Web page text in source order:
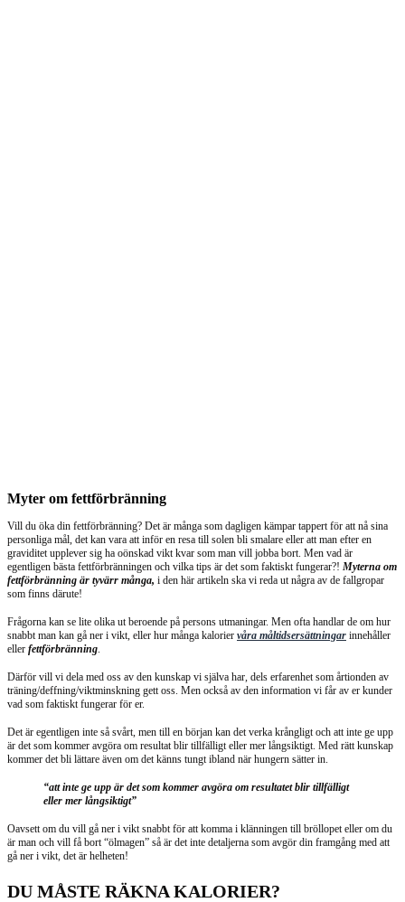
Myter om fettförbränning
Vill du öka din fettförbränning? Det är många som dagligen kämpar tappert för att nå sina
personliga mål, det kan vara att inför en resa till solen bli smalare eller att man efter en
graviditet upplever sig ha oönskad vikt kvar som man vill jobba bort. Men vad är
egentligen bästa fettförbränningen och vilka tips är det som faktiskt fungerar?! Myterna om
fettförbränning är tyvärr många, i den här artikeln ska vi reda ut några av de fallgropar
som finns därute!
Frågorna kan se lite olika ut beroende på persons utmaningar. Men ofta handlar de om hur
snabbt man kan gå ner i vikt, eller hur många kalorier våra måltidsersättningar innehåller
eller fettförbränning
Därför vill vi dela med oss av den kunskap vi själva har, dels erfarenhet som årtionden av
träning/deffning/viktminskning gett oss. Men också av den information vi får av er kunder
vad som faktiskt fungerar för er.
Det är egentligen inte så svårt, men till en början kan det verka krångligt och att inte ge upp
är det som kommer avgöra om resultat blir tillfälligt eller mer långsiktigt. Med rätt kunskap
kommer det bli lättare även om det känns tungt ibland när hungern sätter in.
“att inte ge upp är det som kommer avgöra om resultatet blir tillfälligt
eller mer långsiktigt”
Oavsett om du vill gå ner i vikt snabbt för att komma i klänningen till bröllopet eller om du
är man och vill få bort “ölmagen” så är det inte detaljerna som avgör din framgång med att
gå ner i vikt, det är helheten!
DU MÅSTE RÄKNA KALORIER?